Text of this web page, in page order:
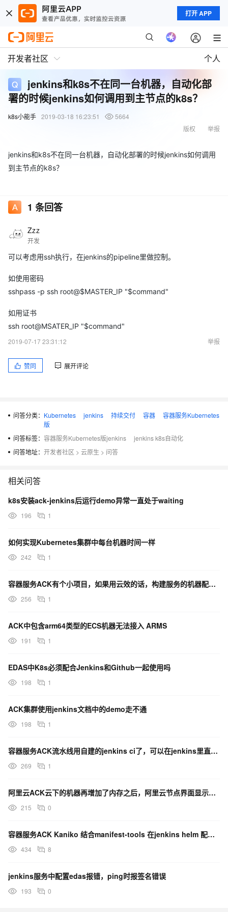
打开 APP
开发者社区 个人
jenkins和k8s不在同一台机器，自动化部
署的时候jenkins如何调用到主节点的k8s？
k8s小能手 2019-03-18 16:23:51
5664
举报
版权
jenkins和k8s不在同一台机器，自动化部署的时候jenkins如何调用
到主节点的k8s？
1 条回答
Zzz
开发
可以考虑用ssh执行，在jenkins的pipeline里做控制。
如使用密码
sshpass -p ssh root@$MASTER_IP "$command"
如用证书
ssh root@MSATER_IP "$command"
2019-07-17 23:31:12
举报
赞同 展开评论
问答分类： Kubernetes jenkins 持续交付 容器
容器服务Kubernetes
版
问答标签： 容器服务Kubernetes版jenkins
jenkins k8s自动化
问答地址： 开发者社区 > 云原生 > 问答
相关问答
k8s安装ack-jenkins后运行demo异常一直处于waiting
196 1
如何实现Kubernetes集群中每台机器时间一样
242 1
容器服务ACK有个小项目，如果用云效的话，构建服务的机器配置是可申请的嘛？
256 1
ACK中包含arm64类型的ECS机器无法接入 ARMS
191 1
EDAS中K8s必须配合Jenkins和Github一起使用吗
198 1
ACK集群使用jenkins文档中的demo走不通
198 1
容器服务ACK流水线用自建的jenkins ci了，可以在jenkins里直接操作ack的发布吗？
269 1
阿里云ACK云下的机器再增加了内存之后，阿里云节点界面显示的还是之前的内存大小，这个要怎么更新？
215 0
容器服务ACK Kaniko 结合manifest-tools 在jenkins helm 配置过吗
434 8
jenkins服务中配置edas报错，ping时报签名错误
193 0